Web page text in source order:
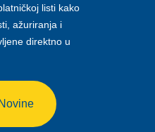
listi kako
ažuriranja i
direktno u